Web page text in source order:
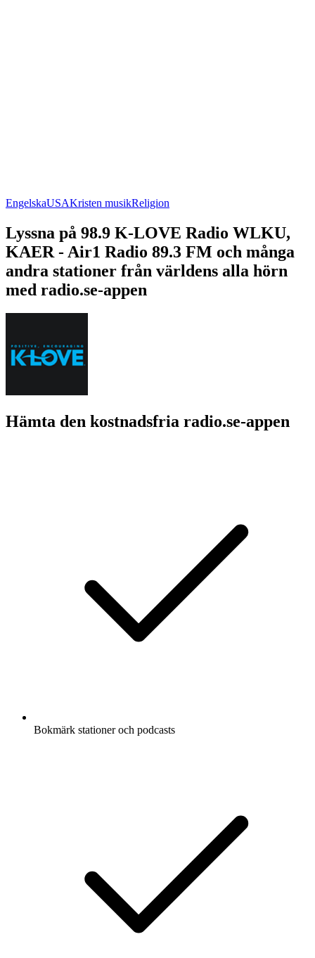
EngelskaUSAKristen musikReligion
Lyssna på 98.9 K-LOVE Radio WLKU,
KAER - Air1 Radio 89.3 FM och många
andra stationer från världens alla hörn
med radio.se-appen
Hämta den kostnadsfria radio.se-appen
Bokmärk stationer och podcasts